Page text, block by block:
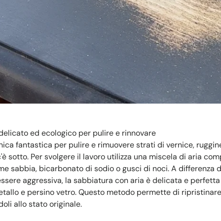
ed ecologico per pulire e rinnovare
fantastica per pulire e rimuovere strati di vernice,
sotto. Per svolgere il lavoro utilizza una miscela di aria
sabbia, bicarbonato di sodio o gusci di noci. A differenza
aggressiva, la sabbiatura con aria è delicata e
e persino vetro. Questo metodo permette di
allo stato originale.